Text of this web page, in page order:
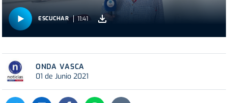
ESCUCHAR 11:41
ONDA VASCA
01 de Junio 2021